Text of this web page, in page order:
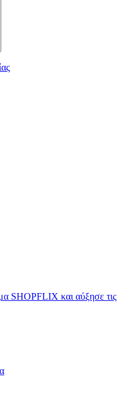
SHOPFLIX και αύξησε τις